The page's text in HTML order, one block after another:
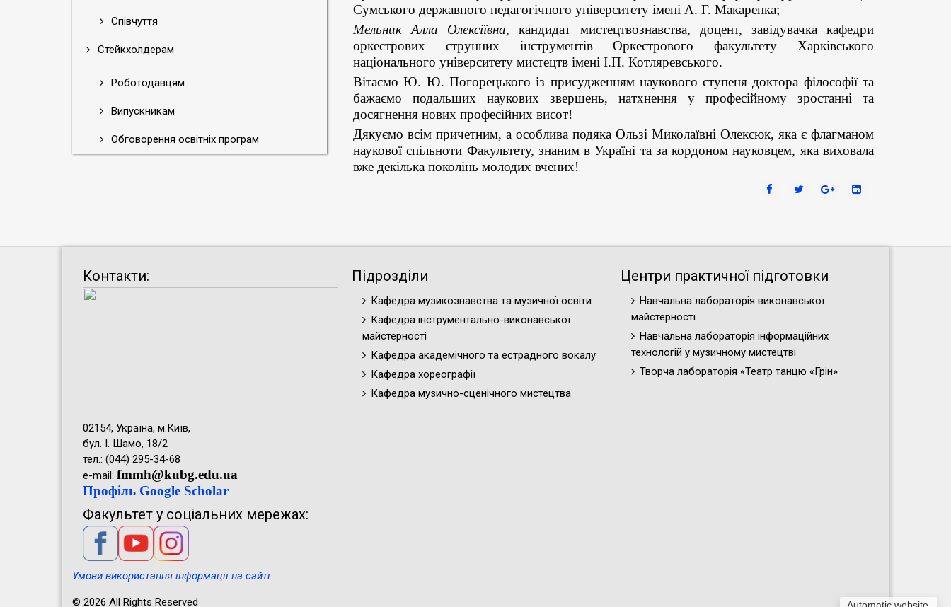
Співчуття
Стейкхолдерам
Роботодавцям
Випускникам
Обговорення освітніх програм
Сумського державного педагогічного університету імені А. Г. Макаренка;
Мельник Алла Олексіївна, кандидат мистецтвознавства, доцент, завідувачка кафедри
оркестрових струнних інструментів Оркестрового факультету Харківського
національного університету мистецтв імені І.П. Котляревського.
Вітаємо Ю. Ю. Погорецького із присудженням наукового ступеня доктора філософії та
бажаємо подальших наукових звершень, натхнення у професійному зростанні та
досягнення нових професійних висот!
Дякуємо всім причетним, а особлива подяка Ользі Миколаївні Олексюк, яка є флагманом
наукової спільноти Факультету, знаним в Україні та за кордоном науковцем, яка виховала
вже декілька поколінь молодих вчених!
Контакти:
02154, Україна, м.Київ,
бул. І. Шамо, 18/2
тел.: (044) 295-34-68
e-mail: fmmh@kubg.edu.ua
Профіль Google Scholar
Факультет у соціальних мережах:
Підрозділи
Кафедра музикознавства та музичної освіти
Кафедра інструментально-виконавської
майстерності
Кафедра академічного та естрадного вокалу
Кафедра хореографії
Кафедра музично-сценічного мистецтва
Центри практичної підготовки
Навчальна лабораторія виконавської
майстерності
Навчальна лабораторія інформаційних
технологій у музичному мистецтві
Творча лабораторія «Театр танцю «Грін»
Умови використання інформації на сайті
© 2026 All Rights Reserved